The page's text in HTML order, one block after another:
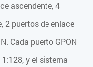
ascendente, 4
2 puertos de enlace
Cada puerto GPON
y el sistema